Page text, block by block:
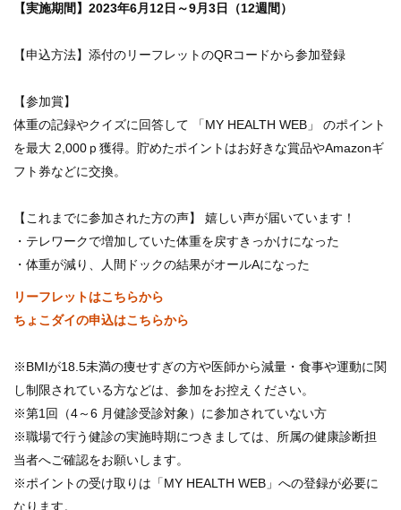
【実施期間】2023年6月12日～9月3日（12週間）
【申込方法】添付のリーフレットのQRコードから参加登録
【参加賞】
体重の記録やクイズに回答して 「MY HEALTH WEB」 のポイント
を最大 2,000ｐ獲得。貯めたポイントはお好きな賞品やAmazonギ
フト券などに交換。
【これまでに参加された方の声】 嬉しい声が届いています！
・テレワークで増加していた体重を戻すきっかけになった
・体重が減り、人間ドックの結果がオールAになった
リーフレットはこちらから
ちょこダイの申込はこちらから
※BMIが18.5未満の痩せすぎの方や医師から減量・食事や運動に関
し制限されている方などは、参加をお控えください。
※第1回（4～6 月健診受診対象）に参加されていない方
※職場で行う健診の実施時期につきましては、所属の健康診断担
当者へご確認をお願いします。
※ポイントの受け取りは「MY HEALTH WEB」への登録が必要に
なります。